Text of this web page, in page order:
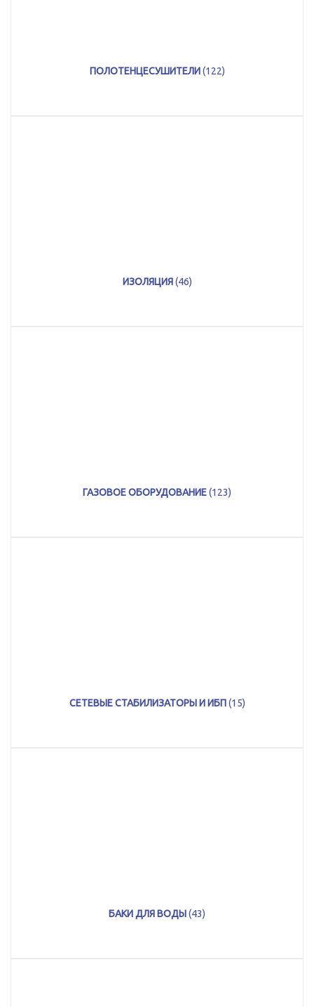
ПОЛОТЕНЦЕСУШИТЕЛИ(122)
ИЗОЛЯЦИЯ(46)
ГАЗОВОЕ ОБОРУДОВАНИЕ(123)
СЕТЕВЫЕ СТАБИЛИЗАТОРЫ И ИБП(15)
БАКИ ДЛЯ ВОДЫ(43)